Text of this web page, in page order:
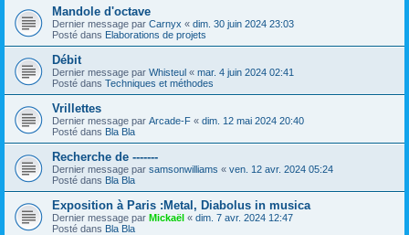
Mandole d'octave
Dernier message par Carnyx « dim. 30 juin 2024 23:03
Posté dans Elaborations de projets
Débit
Dernier message par Whisteul « mar. 4 juin 2024 02:41
Posté dans Techniques et méthodes
Vrillettes
Dernier message par Arcade-F « dim. 12 mai 2024 20:40
Posté dans Bla Bla
Recherche de -------
Dernier message par samsonwilliams « ven. 12 avr. 2024 05:24
Posté dans Bla Bla
Exposition à Paris :Metal, Diabolus in musica
Dernier message par Mickaël « dim. 7 avr. 2024 12:47
Posté dans Bla Bla